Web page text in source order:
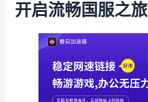
开启流畅国服之旅